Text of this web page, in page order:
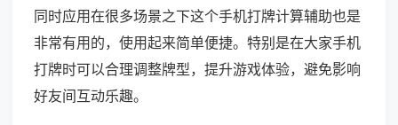
同时应用在很多场景之下这个手机打牌计算辅助也是
非常有用的，使用起来简单便捷。特别是在大家手机
打牌时可以合理调整牌型，提升游戏体验，避免影响
好友间互动乐趣。